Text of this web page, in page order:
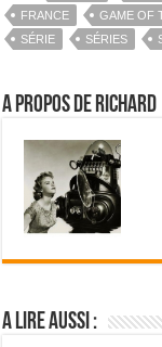
FRANCE
GAME OF
SÉRIE
SÉRIES
A propos de Richard
A lire aussi :